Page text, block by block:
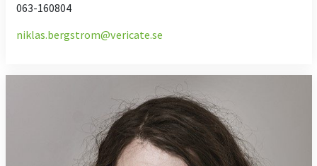
063-160804
niklas.bergstrom@vericate.se